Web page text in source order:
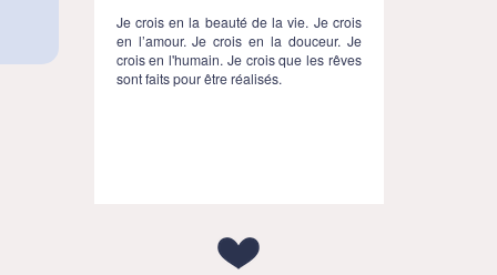
Je crois en la beauté de la vie. Je crois
en l’amour. Je crois en la douceur. Je
crois en l'humain. Je crois que les rêves
sont faits pour être réalisés.